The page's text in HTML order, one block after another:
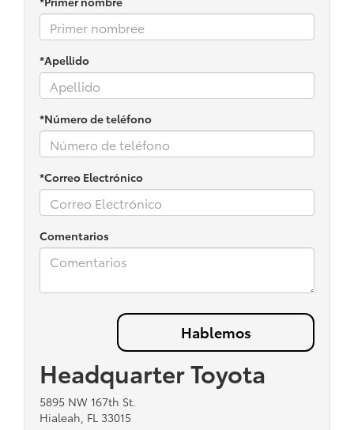
*Apellido
*Número de teléfono
*Correo Electrónico
Comentarios
Headquarter Toyota
5895 NW 167th St.
Hialeah, FL 33015